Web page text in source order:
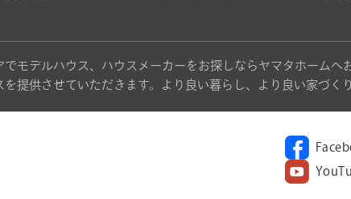
でモデルハウス、ハウスメーカーをお探しならヤマタホーム
提供させていただきます。より良い暮らし、より良い家づく